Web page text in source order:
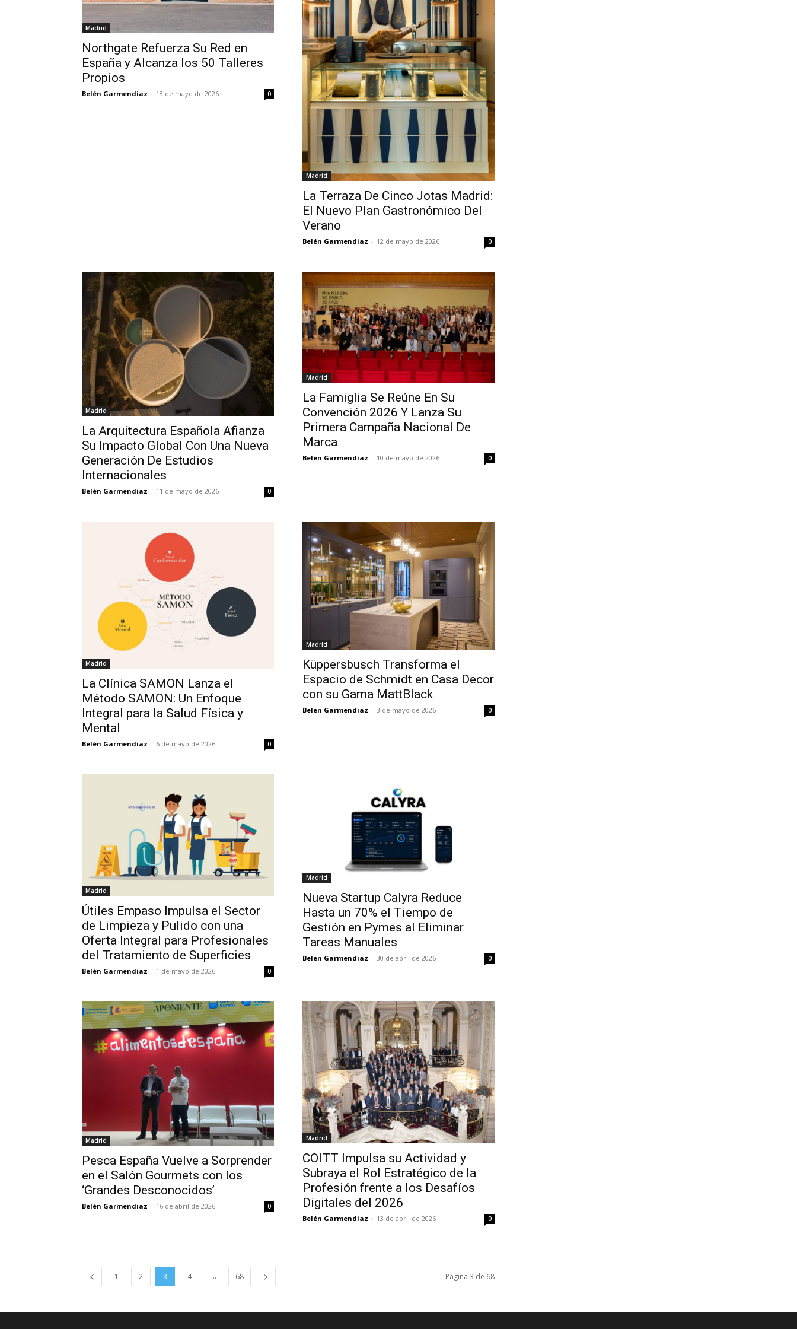
Madrid
Northgate Refuerza Su Red en
España y Alcanza los 50 Talleres
Propios
Belén Garmendiaz - 18 de mayo de 2026 0
Madrid
La Terraza De Cinco Jotas Madrid:
El Nuevo Plan Gastronómico Del
Verano
Belén Garmendiaz - 12 de mayo de 2026 0
Madrid
La Arquitectura Española Afianza
Su Impacto Global Con Una Nueva
Generación De Estudios
Internacionales
Belén Garmendiaz - 11 de mayo de 2026 0
Madrid
La Famiglia Se Reúne En Su
Convención 2026 Y Lanza Su
Primera Campaña Nacional De
Marca
Belén Garmendiaz - 10 de mayo de 2026 0
Madrid
La Clínica SAMON Lanza el
Método SAMON: Un Enfoque
Integral para la Salud Física y
Mental
Belén Garmendiaz - 6 de mayo de 2026 0
Madrid
Küppersbusch Transforma el
Espacio de Schmidt en Casa Decor
con su Gama MattBlack
Belén Garmendiaz - 3 de mayo de 2026 0
Madrid
Útiles Empaso Impulsa el Sector
de Limpieza y Pulido con una
Oferta Integral para Profesionales
del Tratamiento de Superficies
Belén Garmendiaz - 1 de mayo de 2026 0
Madrid
Nueva Startup Calyra Reduce
Hasta un 70% el Tiempo de
Gestión en Pymes al Eliminar
Tareas Manuales
Belén Garmendiaz - 30 de abril de 2026 0
Madrid
Pesca España Vuelve a Sorprender
en el Salón Gourmets con los
‘Grandes Desconocidos’
Belén Garmendiaz - 16 de abril de 2026 0
Madrid
COITT Impulsa su Actividad y
Subraya el Rol Estratégico de la
Profesión frente a los Desafíos
Digitales del 2026
Belén Garmendiaz - 13 de abril de 2026 0
1 2 3 4 ... 68 Página 3 de 68